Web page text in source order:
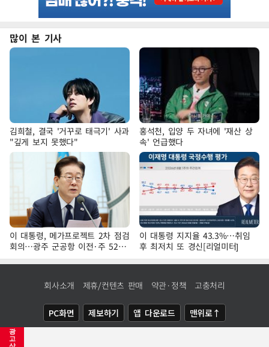
광
고
많이 본 기사
김희철, 결국 '거꾸로 태극기' 사과
"깊게 보지 못했다"
홍석천, 입양 두 자녀에 '재산 상
속' 언급했다
이 대통령, 메가프로젝트 2차 점검
회의…광주 군공항 이전·주 52시
간 예외 등 논의
이 대통령 지지율 43.3%…취임
후 최저치 또 경신[리얼미터]
회사소개 제휴/컨텐츠 판매 약관·정책 고충처리
PC화면 제보하기 앱 다운로드 맨위로↑